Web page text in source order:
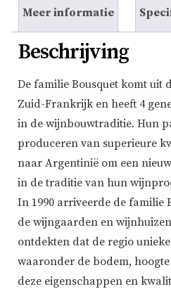
Meer informatie
Beschrijving
De familie Bousquet komt uit
Zuid-Frankrijk en heeft 4
in de wijnbouwtraditie. Hun
produceren van superieure
naar Argentinië om een
in de traditie van hun
In 1990 arriveerde de familie
de wijngaarden en
ontdekten dat de regio
waaronder de bodem,
deze eigenschappen en